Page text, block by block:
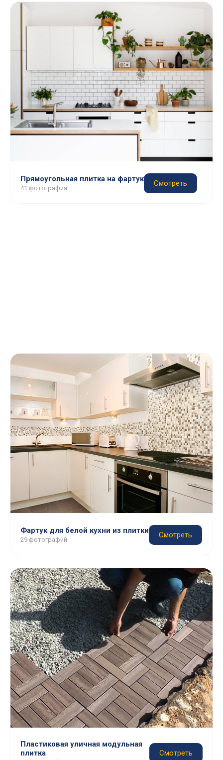
Прямоугольная плитка на фартук
41 фотография
Смотреть
Фартук для белой кухни из плитки
29 фотографий
Смотреть
Пластиковая уличная модульная
плитка
Смотреть